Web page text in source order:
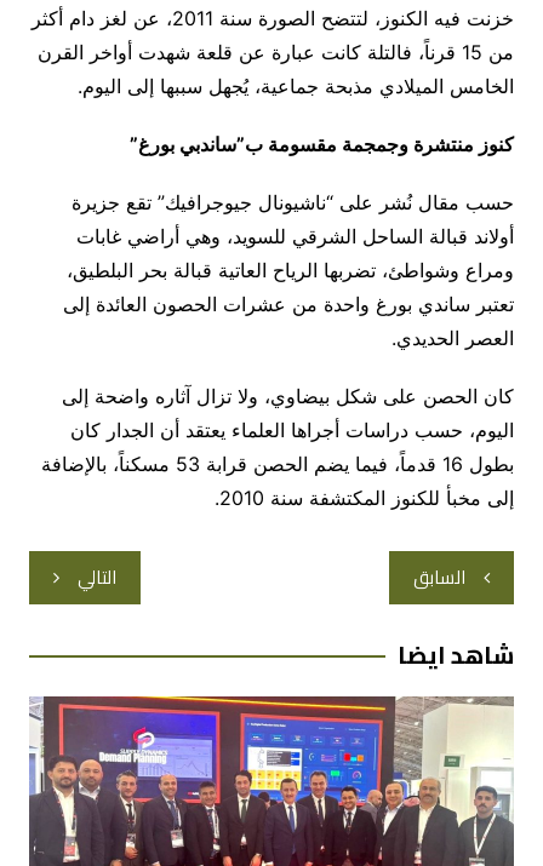
خزنت فيه الكنوز، لتتضح الصورة سنة 2011، عن لغز دام أكثر
من 15 قرناً، فالتلة كانت عبارة عن قلعة شهدت أواخر القرن
الخامس الميلادي مذبحة جماعية، يُجهل سببها إلى اليوم.
كنوز منتشرة وجمجمة مقسومة ب”ساندبي بورغ”
حسب مقال نُشر على “ناشيونال جيوجرافيك” تقع جزيرة
أولاند قبالة الساحل الشرقي للسويد، وهي أراضي غابات
ومراع وشواطئ، تضربها الرياح العاتية قبالة بحر البلطيق،
تعتبر ساندي بورغ واحدة من عشرات الحصون العائدة إلى
العصر الحديدي.
كان الحصن على شكل بيضاوي، ولا تزال آثاره واضحة إلى
اليوم، حسب دراسات أجراها العلماء يعتقد أن الجدار كان
بطول 16 قدماً، فيما يضم الحصن قرابة 53 مسكناً، بالإضافة
إلى مخبأ للكنوز المكتشفة سنة 2010.
تصفّح
المقالات
السابق التالي
شاهد ايضا